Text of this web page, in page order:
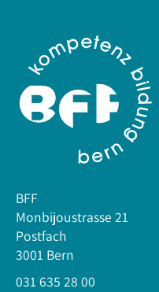
BFF
Monbijoustrasse 21
Postfach
3001 Bern
031 635 28 00